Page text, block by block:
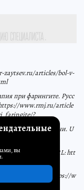
zaytsev.ru/articles/bol-v-
при фарингите. Русс
www.rmj.ru/article
?
Проболезни. U
глотки. URL: htt
веществ. URL: https://w
dez/?
вы